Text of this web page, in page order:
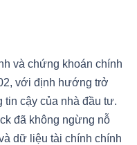
và chứng khoán chính
với định hướng trở
cậy của nhà đầu tư.
đã không ngừng nỗ
dữ liệu tài chính chính